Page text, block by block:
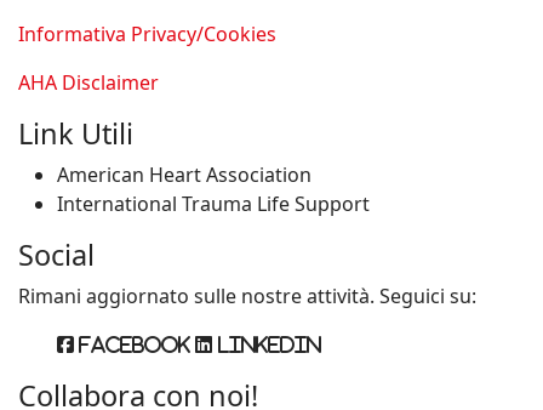
Informativa Privacy/Cookies
AHA Disclaimer
Link Utili
American Heart Association
International Trauma Life Support
Social
Rimani aggiornato sulle nostre attività. Seguici su:
Facebook Linkedin
Collabora con noi!